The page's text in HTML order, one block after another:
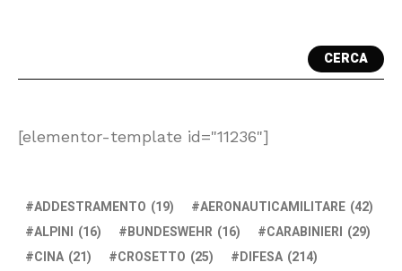
CERCA
[elementor-template id="11236"]
ADDESTRAMENTO (19) AERONAUTICAMILITARE (42)
ALPINI (16) BUNDESWEHR (16) CARABINIERI (29)
CINA (21) CROSETTO (25) DIFESA (214)